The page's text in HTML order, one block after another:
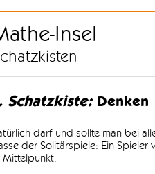
Insel
Schatzkiste:Denken
darf und sollte man bei
der Solitärspiele: Ein
Mittelpunkt.